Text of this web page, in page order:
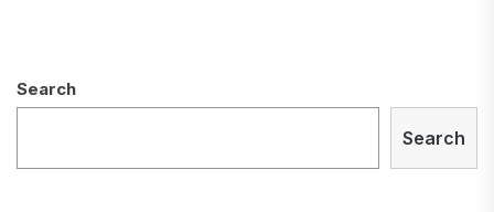
Search
Search